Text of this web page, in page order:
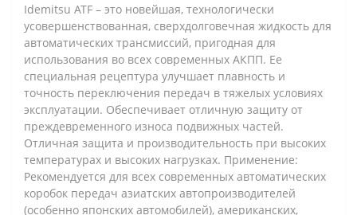
Idemitsu ATF – это новейшая, технологически
усовершенствованная, сверхдолговечная жидкость для
автоматических трансмиссий, пригодная для
использования во всех современных АКПП. Ее
специальная рецептура улучшает плавность и
точность переключения передач в тяжелых условиях
эксплуатации. Обеспечивает отличную защиту от
преждевременного износа подвижных частей.
Отличная защита и производительность при высоких
температурах и высоких нагрузках. Применение:
Рекомендуется для всех современных автоматических
коробок передач азиатских автопроизводителей
(особенно японских автомобилей), американских,